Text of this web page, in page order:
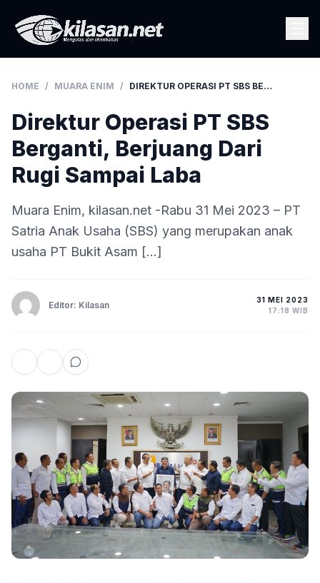
HOME / MUARA ENIM / DIREKTUR OPERASI PT SBS BERGANTI, BERJUANG DARI RUGI SAMPAI LABA
Direktur Operasi PT SBS
Berganti, Berjuang Dari
Rugi Sampai Laba
Muara Enim, kilasan.net -Rabu 31 Mei 2023 – PT
Satria Anak Usaha (SBS) yang merupakan anak
usaha PT Bukit Asam […]
Editor: Kilasan
31 MEI 2023
17:18 WIB